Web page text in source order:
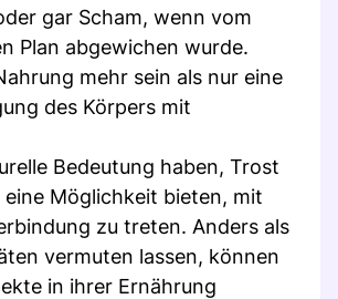
gar Scham, wenn vom
Plan abgewichen wurde.
mehr sein als nur eine
des Körpers mit
Bedeutung haben, Trost
eine Möglichkeit bieten, mit
zu treten. Anders als
vermuten lassen, können
in ihrer Ernährung